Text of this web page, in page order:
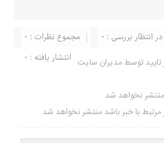
مجموع نظرات : 0
در انتظار بررسی : 0
انتشار یافته : 0 توسط مدیران سایت
منتشر نخواهد شد.
مرتبط با خبر باشد منتشر نخواهد شد.